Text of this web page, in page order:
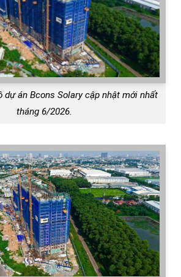
dự án Bcons Solary cập nhật mới nhất
tháng 6/2026.